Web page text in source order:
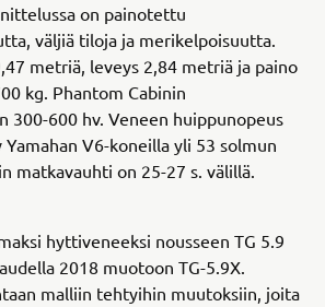
on painotettu
väljiä tiloja ja merikelpoisuutta.
metriä, leveys 2,84 metriä ja paino
kg. Phantom Cabinin
300-600 hv. Veneen huippunopeus
V6-koneilla yli 53 solmun
matkavauhti on 25-27 s. välillä.
hyttiveneeksi nousseen TG 5.9
2018 muotoon TG-5.9X.
malliin tehtyihin muutoksiin, joita